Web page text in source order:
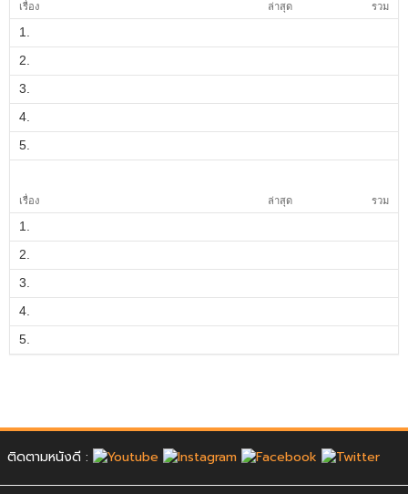
เรื่อง ล่าสุด รวม
1.
2.
3.
4.
5.
เรื่อง ล่าสุด รวม
1.
2.
3.
4.
5.
ติดตามหนังดี :